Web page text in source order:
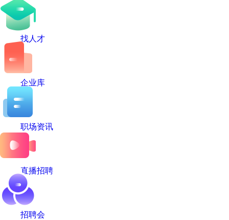
找人才
企业库
职场资讯
直播招聘
招聘会